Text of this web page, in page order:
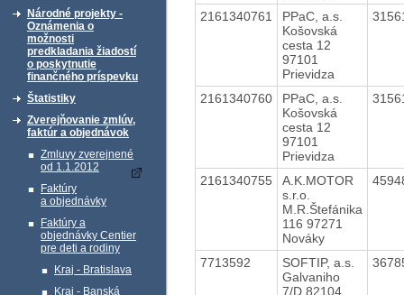
Národné projekty -
Oznámenia o
možnosti
predkladania žiadostí
o poskytnutie
finančného príspevku
Štatistiky
Zverejňovanie zmlúv,
faktúr a objednávok
Zmluvy zverejnené
od 1.1.2012
Faktúry
a objednávky
Faktúry a
objednávky Centier
pre deti a rodiny
Kraj - Bratislava
Kraj - Banská
2161340761
PPaC, a.s.
Košovská
cesta 12
97101
Prievidza
2161340760
PPaC, a.s.
Košovská
cesta 12
97101
Prievidza
2161340755
A.K.MOTOR
s.r.o.
M.R.Štefánika
116 97271
Nováky
7713592
SOFTIP, a.s.
Galvaniho
7/D 82104